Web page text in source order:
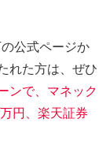
公式ページか
れた方は、ぜひ
ンで、マネック
円、楽天証券